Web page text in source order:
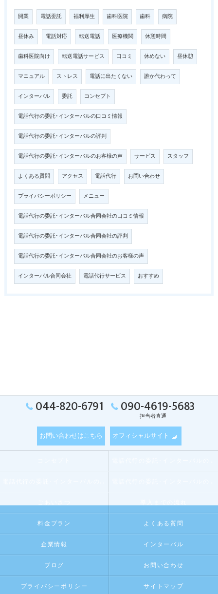
開業 電話委託 福利厚生 歯科医院 歯科 病院
昼休み 電話対応 転送電話 医療機関 休憩時間
歯科医院向け 転送電話サービス 口コミ 休めない 昼休憩
マニュアル ストレス 電話に出たくない 誰か代わって
インターバル 委託 コンセプト
電話代行の委託･インターバルの口コミ情報
電話代行の委託･インターバルの評判
電話代行の委託･インターバルのお客様の声 サービス スタッフ
よくある質問 アクセス 電話代行 お問い合わせ
プライバシーポリシー メニュー
電話代行の委託･インターバル合同会社の口コミ情報
電話代行の委託･インターバル合同会社の評判
電話代行の委託･インターバル合同会社のお客様の声
インターバル合同会社 電話代行サービス おすすめ
044-820-6791 090-4619-5683
担当者直通
お問い合わせはこちら オフィシャルサイト
料金プラン よくある質問
企業情報 インターバル
ブログ お問い合わせ
プライバシーポリシー サイトマップ